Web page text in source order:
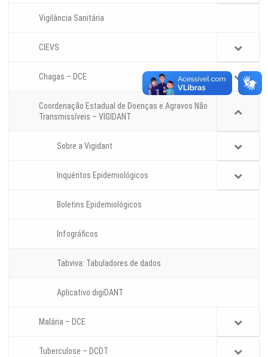
Vigilância Sanitária
CIEVS
Chagas – DCE
Coordenação Estadual de Doenças e Agravos Não
Transmissíveis – VIGIDANT
Sobre a Vigidant
Inquéritos Epidemiológicos
Boletins Epidemiológicos
Infográficos
Tabviva: Tabuladores de dados
Aplicativo digiDANT
Malária – DCE
Tuberculose – DCDT